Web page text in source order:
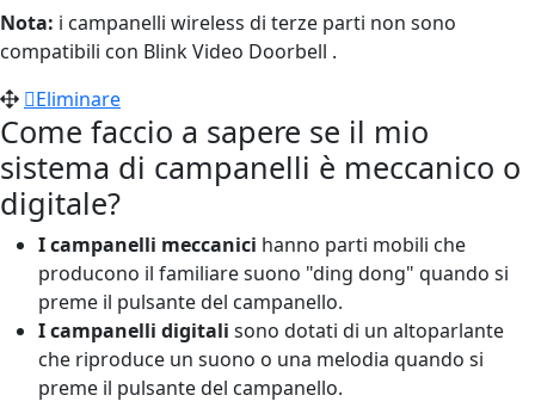
Nota: i campanelli wireless di terze parti non sono
compatibili con Blink Video Doorbell .
Eliminare
Come faccio a sapere se il mio
sistema di campanelli è meccanico o
digitale?
I campanelli meccanici hanno parti mobili che
producono il familiare suono "ding dong" quando si
preme il pulsante del campanello.
I campanelli digitali sono dotati di un altoparlante
che riproduce un suono o una melodia quando si
preme il pulsante del campanello.